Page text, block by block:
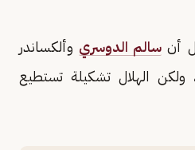
أن سالم الدوسري وألكساندر
ولكن الهلال تشكيلة تستطيع